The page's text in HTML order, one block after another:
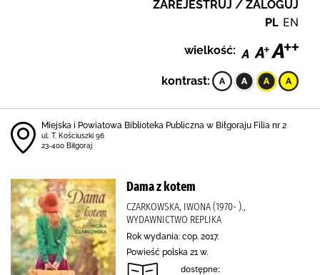
ZAREJESTRUJ / ZALOGUJ
PL EN
wielkość:
kontrast:
Miejska i Powiatowa Biblioteka Publiczna w Biłgoraju Filia nr 2
ul. T. Kościuszki 96
23-400 Biłgoraj
Dama z kotem
CZARKOWSKA, IWONA (1970- ).,
WYDAWNICTWO REPLIKA
Rok wydania: cop. 2017.
Powieść polska 21 w.
dostępne: